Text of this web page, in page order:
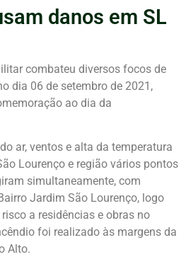
danos em SL
combateu diversos focos de
dia 06 de setembro de 2021,
ao dia da
ar, ventos e alta da temperatura
Lourenço e região vários pontos
simultaneamente, com
Jardim São Lourenço, logo
a residências e obras no
foi realizado às margens da
Alto.